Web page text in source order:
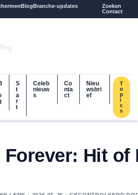
BlogBranche-updates
Zoeken
Contact
S
t
a
r
t
Celeb
nieuw
s
Co
nta
ct
Nieu
wsbri
ef
T
o
p
i
c
s
Forever: Hit